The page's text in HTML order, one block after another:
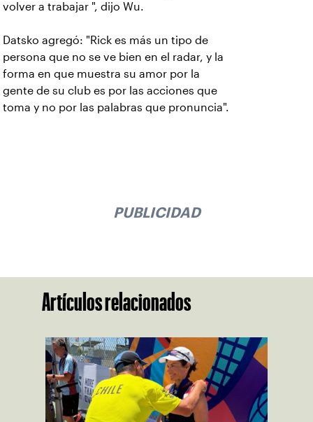
volver a trabajar ", dijo Wu.
Datsko agregó: "Rick es más un tipo de
persona que no se ve bien en el radar, y la
forma en que muestra su amor por la
gente de su club es por las acciones que
toma y no por las palabras que pronuncia".
PUBLICIDAD
Artículos relacionados